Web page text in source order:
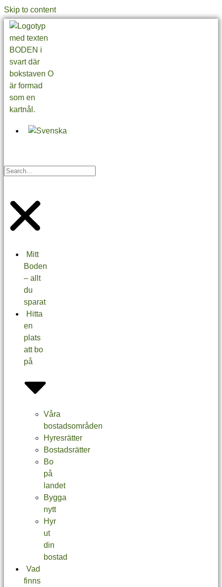
Skip to content
Mitt
Boden
– allt
du
sparat
Hitta
en
plats
att bo
på
Våra
bostadsområden
Hyresrätter
Bostadsrätter
Bo
på
landet
Bygga
nytt
Hyr
ut
din
bostad
Vad
finns